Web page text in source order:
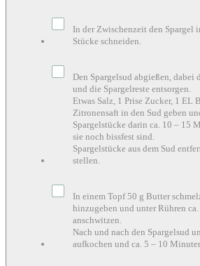
In der Zwischenzeit den Spargel
Stücke schneiden.
Den Spargelsud abgießen, dabei
und die Spargelreste entsorgen.
Etwas Salz, 1 Prise Zucker, 1 EL
Zitronensaft in den Sud geben
Spargelstücke darin ca. 10 – 15
sie noch bissfest sind.
Spargelstücke aus dem Sud
stellen.
In einem Topf 50 g Butter
hinzugeben und unter Rühren
anschwitzen.
Nach und nach den Spargelsud
aufkochen und ca. 5 – 10